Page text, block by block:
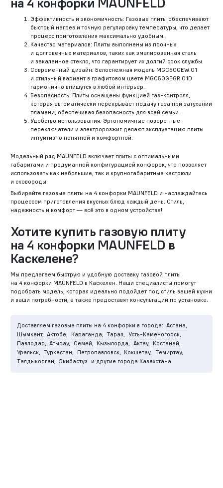
Эффективность и экономичность: Газовые плиты обеспечивают
быстрый нагрев и точную регулировку температуры, что делает
процесс приготовления максимально удобным.
Качество материалов: Плиты выполнены из прочных
и долговечных материалов, таких как эмалированная сталь
и закаленное стекло, что гарантирует их долгий срок службы.
Современный дизайн: Белоснежная модель MGC50GEW.01
и стильный вариант в графитовом цвете MGC50GEGR.01D
гармонично впишутся в любой интерьер.
Безопасность: Плиты оснащены функцией газ-контроля,
которая автоматически перекрывает подачу газа при затухании
пламени, обеспечивая безопасность для всей семьи.
Удобство использования: Эргономичные поворотные
переключатели и электророзжиг делают эксплуатацию плиты
интуитивно понятной и комфортной.
Модельный ряд MAUNFELD включает плиты с оптимальными
габаритами и продуманной конфигурацией конфорок, что позволяет
использовать как небольшие, так и крупногабаритные кастрюли
и сковороды.
Выбирайте газовые плиты на 4 конфорки MAUNFELD и наслаждайтесь
процессом приготовления вкусных блюд каждый день. Стиль,
надежность и комфорт — всё это в одном устройстве!
Хотите купить газовую плиту
на 4 конфорки MAUNFELD в
Каскелене?
Мы предлагаем быструю и удобную доставку газовой плиты
на 4 конфорки MAUNFELD в Каскелен. Наши специалисты помогут
подобрать модель, которая идеально подойдет под стиль вашей кухни
и ваши потребности, а также предоставят консультации по установке.
Доставляем газовые плиты на 4 конфорки в города: Астана,
Шымкент, Актобе, Караганда, Тараз, Усть-Каменогорск,
Павлодар, Атырау, Семей, Кызылорда, Актау, Костанай,
Уральск, Туркестан, Петропавловск, Кокшетау,
Темиртау,
Талдыкорган, Экибастуз и другие города Казахстана